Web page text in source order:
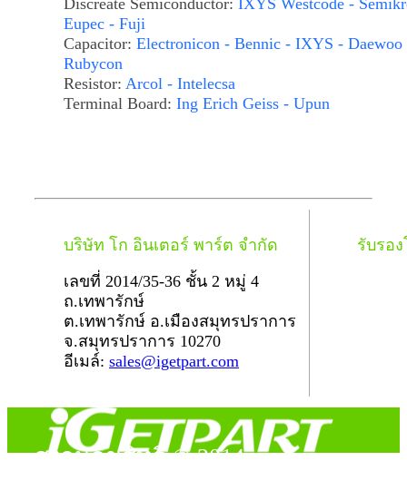
Discreate Semiconductor: IXYS Westcode -
Eupec - Fuji
Capacitor: Electronicon - Bennic - IXYS - Daewoo
Rubycon
Resistor: Arcol - Intelecsa
Terminal Board: Ing Erich Geiss - Upun
บริษัท โก อินเตอร์ พาร์ต จำกัด
เลขที่ 2014/35-36 ชั้น 2 หมู่ 4
ถ.เทพารักษ์
ต.เทพารักษ์ อ.เมืองสมุทรปราการ
จ.สมุทรปราการ 10270
อีเมล์: sales@igetpart.com
รับรอ
สงวนลิขสิทธิ์ © 2014